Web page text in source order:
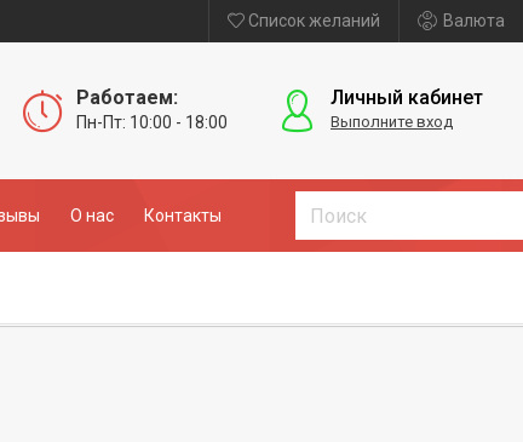
Список желаний Валюта
Работаем:
Пн-Пт: 10:00 - 18:00
Личный кабинет
Выполните вход
О нас Контакты